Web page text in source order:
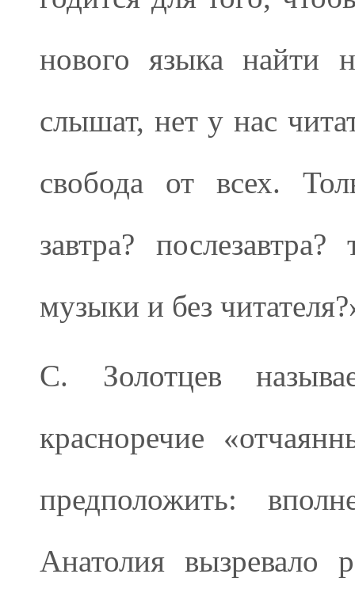
нового языка
слышат, нет у нас
свобода от всех.
завтра?
музыки и без
С. Золотцев
красноречие
предположить:
Анатолия вызревало